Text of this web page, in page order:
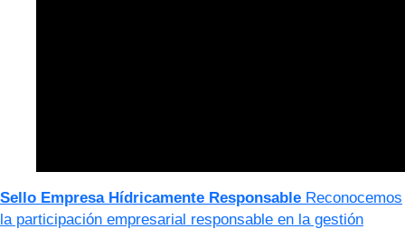
Sello Empresa Hídricamente Responsable Reconocemos
la participación empresarial responsable en la gestión